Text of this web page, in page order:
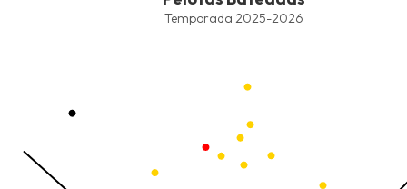
Combination chart with 8 data series.
The chart has 1 X axis displaying values. Data ranges from -
The chart has 1 Y axis displaying values. Data ranges from -
Temporada 2025-2026